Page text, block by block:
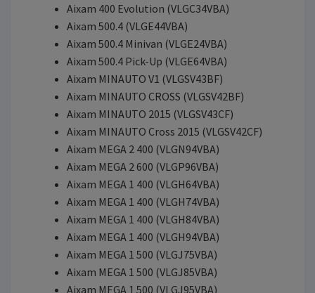
Aixam 400 Evolution (VLGC34VBA)
Aixam 500.4 (VLGE44VBA)
Aixam 500.4 Minivan (VLGE24VBA)
Aixam 500.4 Pick-Up (VLGE64VBA)
Aixam MINAUTO V1 (VLGSV43BF)
Aixam MINAUTO CROSS (VLGSV42BF)
Aixam MINAUTO 2015 (VLGSV43CF)
Aixam MINAUTO Cross 2015 (VLGSV42CF)
Aixam MEGA 2 400 (VLGN94VBA)
Aixam MEGA 2 600 (VLGP96VBA)
Aixam MEGA 1 400 (VLGH64VBA)
Aixam MEGA 1 400 (VLGH74VBA)
Aixam MEGA 1 400 (VLGH84VBA)
Aixam MEGA 1 400 (VLGH94VBA)
Aixam MEGA 1 500 (VLGJ75VBA)
Aixam MEGA 1 500 (VLGJ85VBA)
Aixam MEGA 1 500 (VLGJ95VBA)